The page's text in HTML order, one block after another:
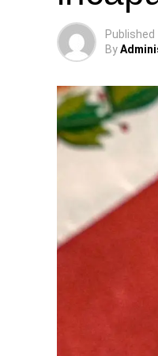
Published
By